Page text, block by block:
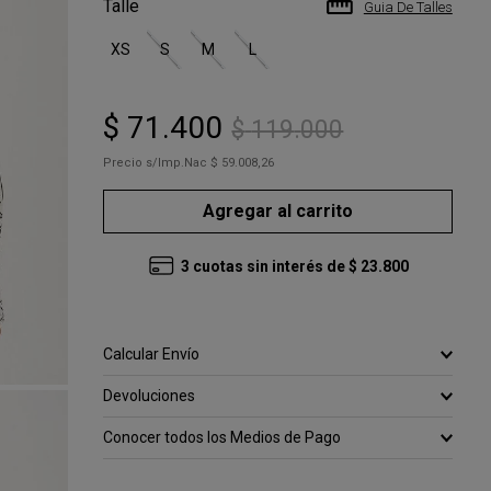
Talle
XS S M L
Guia De Talles
$ 71 .400 $ 119.000
Precio s/Imp.Nac $ 59.008,26
Agregar al carrito
3 cuotas sin interés de $ 23.800
Calcular Envío
Devoluciones
Conocer todos los Medios de Pago